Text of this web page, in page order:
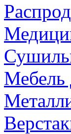
Мебель